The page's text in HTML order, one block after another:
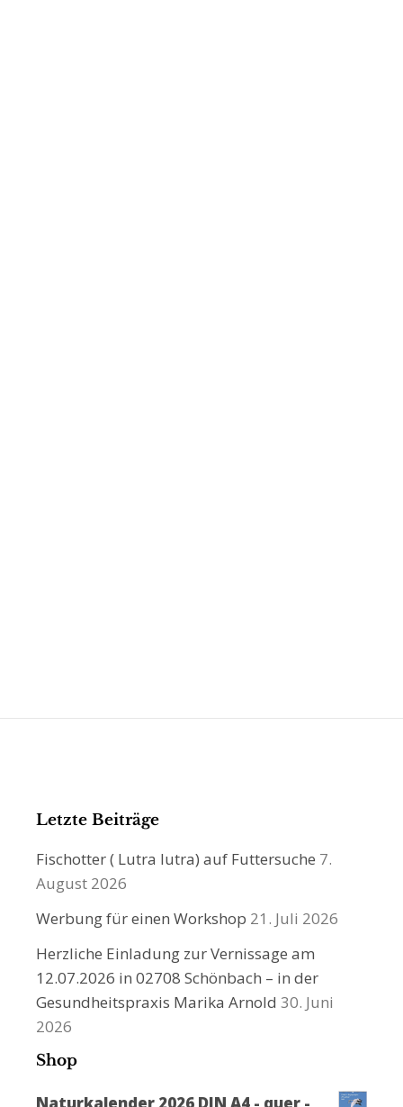
Letzte Beiträge
Fischotter ( Lutra lutra) auf Futtersuche 7.
August 2026
Werbung für einen Workshop 21. Juli 2026
Herzliche Einladung zur Vernissage am
12.07.2026 in 02708 Schönbach – in der
Gesundheitspraxis Marika Arnold 30. Juni
2026
Shop